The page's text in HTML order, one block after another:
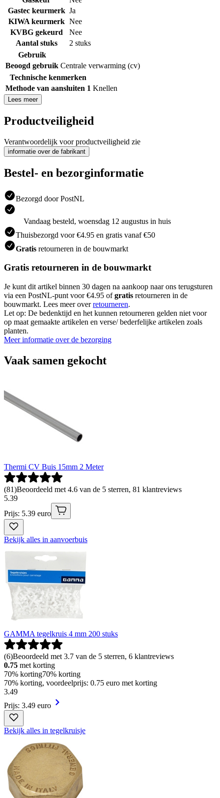
Gastec keurmerk Ja
KIWA keurmerk Nee
KVBG gekeurd
Nee
Aantal stuks
2 stuks
Gebruik
Beoogd gebruik Centrale verwarming (cv)
Technische kenmerken
Methode van aansluiten 1 Knellen
Lees meer
Productveiligheid
Verantwoordelijk voor productveiligheid zie
informatie over de fabrikant
Bestel- en bezorginformatie
Bezorgd door PostNL
Vandaag besteld, woensdag 12 augustus in huis
Thuisbezorgd voor €4.95 en gratis vanaf €50
Gratis retourneren in de bouwmarkt
Gratis retourneren in de bouwmarkt
Je kunt dit artikel binnen 30 dagen na aankoop naar ons terugsturen
via een PostNL-punt voor €4.95 ofgratis retourneren in de
bouwmarkt. Lees meer overretourneren.
Let op: De bedenktijd en het kunnen retourneren gelden niet voor
op maat gemaakte artikelen en verse/ bederfelijke artikelen zoals
planten.
Meer informatie over de bezorging
Vaak samen gekocht
Thermi CV Buis 15mm 2 Meter
(81)Beoordeeld met 4.6 van de 5 sterren, 81 klantreviews
5.39
Prijs: 5.39 euro
Bekijk alles in aanvoerbuis
GAMMA tegelkruis 4 mm 200 stuks
(6)Beoordeeld met 3.7 van de 5 sterren, 6 klantreviews
0.75 met korting
70% korting70% korting
70% korting, voordeelprijs: 0.75 euro met korting
3.49
Prijs: 3.49 euro
Bekijk alles in tegelkruisje